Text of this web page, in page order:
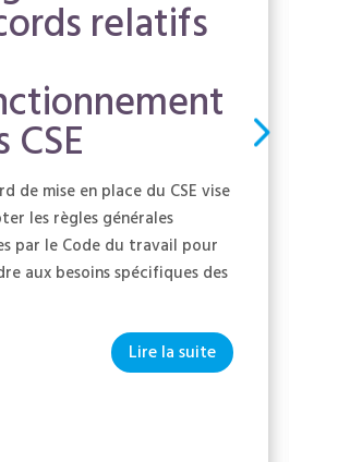
relatifs
CSE
de mise en place du CSE vise
les règles générales
par le Code du travail pour
aux besoins spécifiques des
Lire la suite